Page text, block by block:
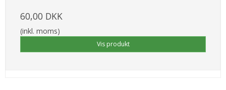
60,00 DKK
(inkl. moms)
Vis produkt